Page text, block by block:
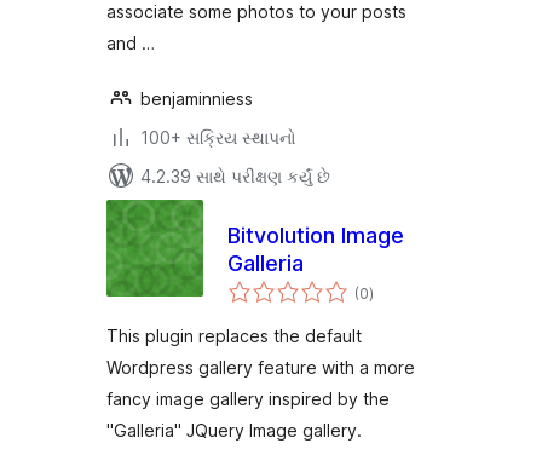
associate some photos to your posts
and …
benjaminniess
100+ સક્રિય સ્થાપનો
4.2.39 સાથે પરીક્ષણ કર્યું છે
Bitvolution Image
Galleria
(0કુલ
રેટિંગ્સ
)
This plugin replaces the default
Wordpress gallery feature with a more
fancy image gallery inspired by the
"Galleria" JQuery Image gallery.